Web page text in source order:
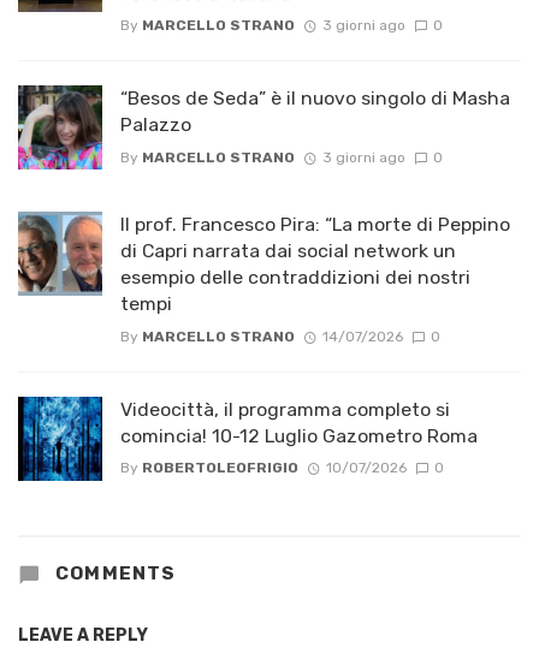
By MARCELLO STRANO 3 giorni ago 0
“Besos de Seda” è il nuovo singolo di Masha
Palazzo
By MARCELLO STRANO 3 giorni ago 0
Il prof. Francesco Pira: “La morte di Peppino
di Capri narrata dai social network un
esempio delle contraddizioni dei nostri
tempi
By MARCELLO STRANO 14/07/2026 0
Videocittà, il programma completo si
comincia! 10-12 Luglio Gazometro Roma
By ROBERTOLEOFRIGIO 10/07/2026 0
COMMENTS
LEAVE A REPLY